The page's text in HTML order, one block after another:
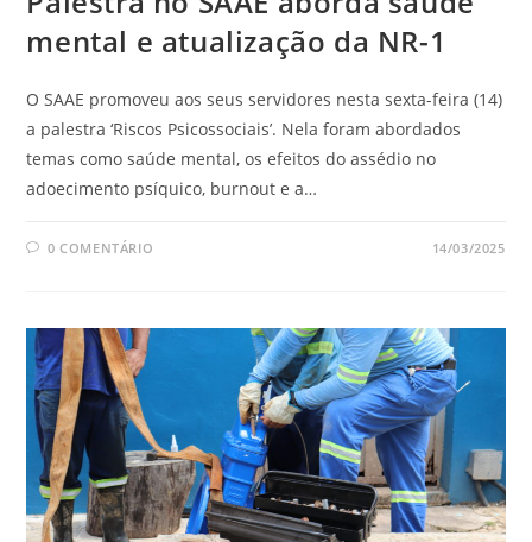
mental e atualização da NR-1
O SAAE promoveu aos seus servidores nesta sexta-feira (14)
a palestra ‘Riscos Psicossociais’. Nela foram abordados
temas como saúde mental, os efeitos do assédio no
adoecimento psíquico, burnout e a…
0 COMENTÁRIO 14/03/2025